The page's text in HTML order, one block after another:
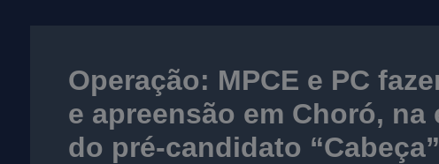
Operação: MPCE e PC
e apreensão em Choró, na
do pré-candidato “Cabeça”